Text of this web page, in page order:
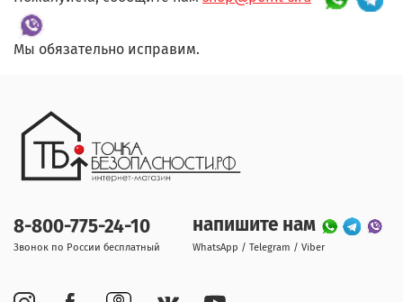
Мы обязательно исправим.
8-800-775-24-10
Звонок по России бесплатный
напишите нам
WhatsApp / Telegram / Viber